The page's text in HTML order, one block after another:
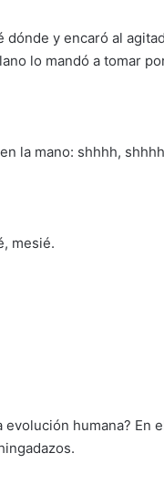
dónde y encaró al
lo mandó a tomar
la mano: shhhh,
mesié.
humana? En